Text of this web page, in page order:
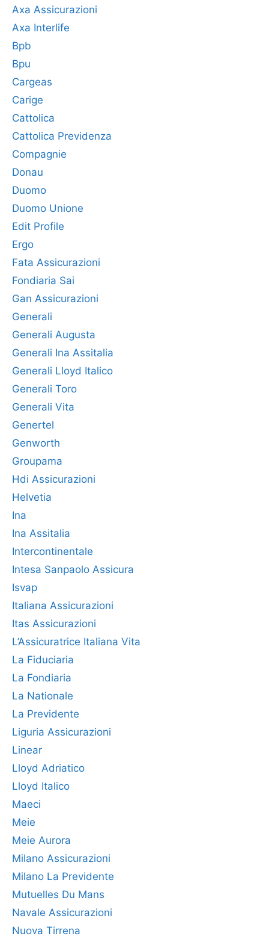
Axa Assicurazioni
Axa Interlife
Bpb
Bpu
Cargeas
Carige
Cattolica
Cattolica Previdenza
Compagnie
Donau
Duomo
Duomo Unione
Edit Profile
Ergo
Fata Assicurazioni
Fondiaria Sai
Gan Assicurazioni
Generali
Generali Augusta
Generali Ina Assitalia
Generali Lloyd Italico
Generali Toro
Generali Vita
Genertel
Genworth
Groupama
Hdi Assicurazioni
Helvetia
Ina
Ina Assitalia
Intercontinentale
Intesa Sanpaolo Assicura
Isvap
Italiana Assicurazioni
Itas Assicurazioni
L’Assicuratrice Italiana Vita
La Fiduciaria
La Fondiaria
La Nationale
La Previdente
Liguria Assicurazioni
Linear
Lloyd Adriatico
Lloyd Italico
Maeci
Meie
Meie Aurora
Milano Assicurazioni
Milano La Previdente
Mutuelles Du Mans
Navale Assicurazioni
Nuova Tirrena